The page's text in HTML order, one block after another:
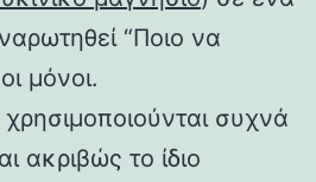
“Ποιο να
μόνοι.
συχνά
ακριβώς το ίδιο